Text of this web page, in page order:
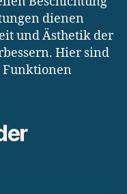
dienen
und Ästhetik der
Hier sind
Funktionen